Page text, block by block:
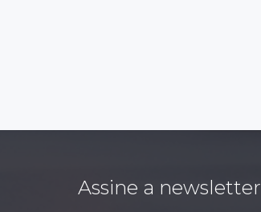
Assine a newsletter